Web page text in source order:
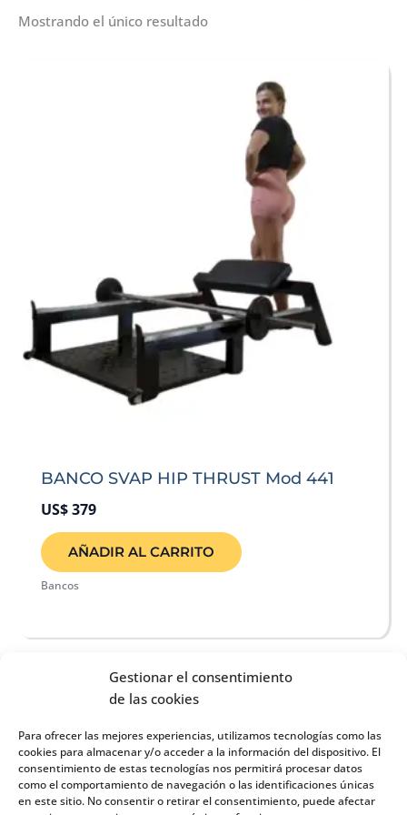
Gestionar el consentimiento
de las cookies
Para ofrecer las mejores experiencias, utilizamos tecnologías como las
cookies para almacenar y/o acceder a la información del dispositivo. El
consentimiento de estas tecnologías nos permitirá procesar datos
como el comportamiento de navegación o las identificaciones únicas
en este sitio. No consentir o retirar el consentimiento, puede afectar
Mostrando el único resultado
BANCO SVAP HIP THRUST Mod 441
US$379
AÑADIR AL CARRITO
Bancos
COMENZAR >